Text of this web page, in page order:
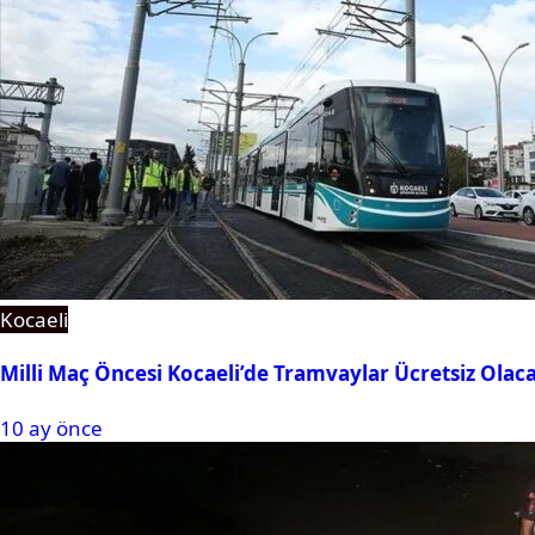
Kocaeli
Milli Maç Öncesi Kocaeli’de Tramvaylar Ücretsiz
10 ay önce